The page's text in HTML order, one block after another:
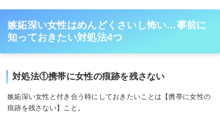
嫉妬深い女性はめんどくさいし怖い…事前に
知っておきたい対処法4つ
対処法①携帯に女性の痕跡を残さない
嫉妬深い女性と付き合う時にしておきたいことは【携帯に女性の
痕跡を残さない】こと。